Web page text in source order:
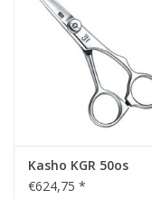
Kasho Desinfektion-
Scherenpflege
Geschenkgutscheine
Kasho KGR 50os
€624,75 *